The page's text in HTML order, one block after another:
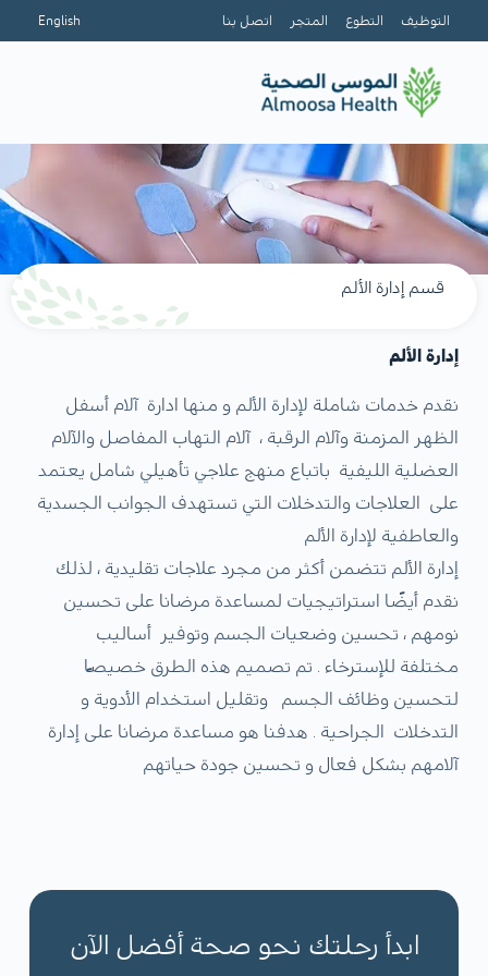
التوظيف التطوع المتجر اتصل بنا English
قسم إدارة الألم
إدارة الألم
نقدم خدمات شاملة لإدارة الألم و منها ادارة آلام أسفل
الظهر المزمنة وآلام الرقبة ، آلام التهاب المفاصل والآلام
العضلية الليفية باتباع منهج علاجي تأهيلي شامل يعتمد
على العلاجات والتدخلات التي تستهدف الجوانب الجسدية
والعاطفية لإدارة الألم
إدارة الألم تتضمن أكثر من مجرد علاجات تقليدية ، لذلك
نقدم أيضًا استراتيجيات لمساعدة مرضانا على تحسين
نومهم ، تحسين وضعيات الجسم وتوفير أساليب
مختلفة للإسترخاء . تم تصميم هذه الطرق خصيصًا
لتحسين وظائف الجسم وتقليل استخدام الأدوية و
التدخلات الجراحية . هدفنا هو مساعدة مرضانا على إدارة
آلامهم بشكل فعال و تحسين جودة حياتهم
ابدأ رحلتك نحو صحة أفضل الآن